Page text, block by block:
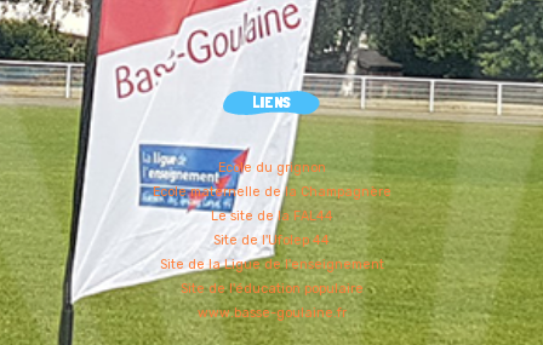
LIENS
Ecole du grignon
Ecole maternelle de la Champagnère
Le site de la FAL44
Site de l'Ufolep 44
Site de la Ligue de l'enseignement
Site de l'éducation populaire
www.basse-goulaine.fr